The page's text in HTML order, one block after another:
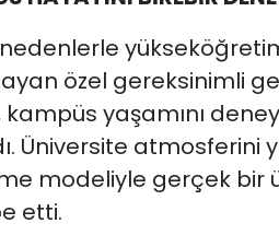
özel gereksinimli
kampüs yaşamını
Üniversite atmosferini
modeliyle gerçek bir
etti.